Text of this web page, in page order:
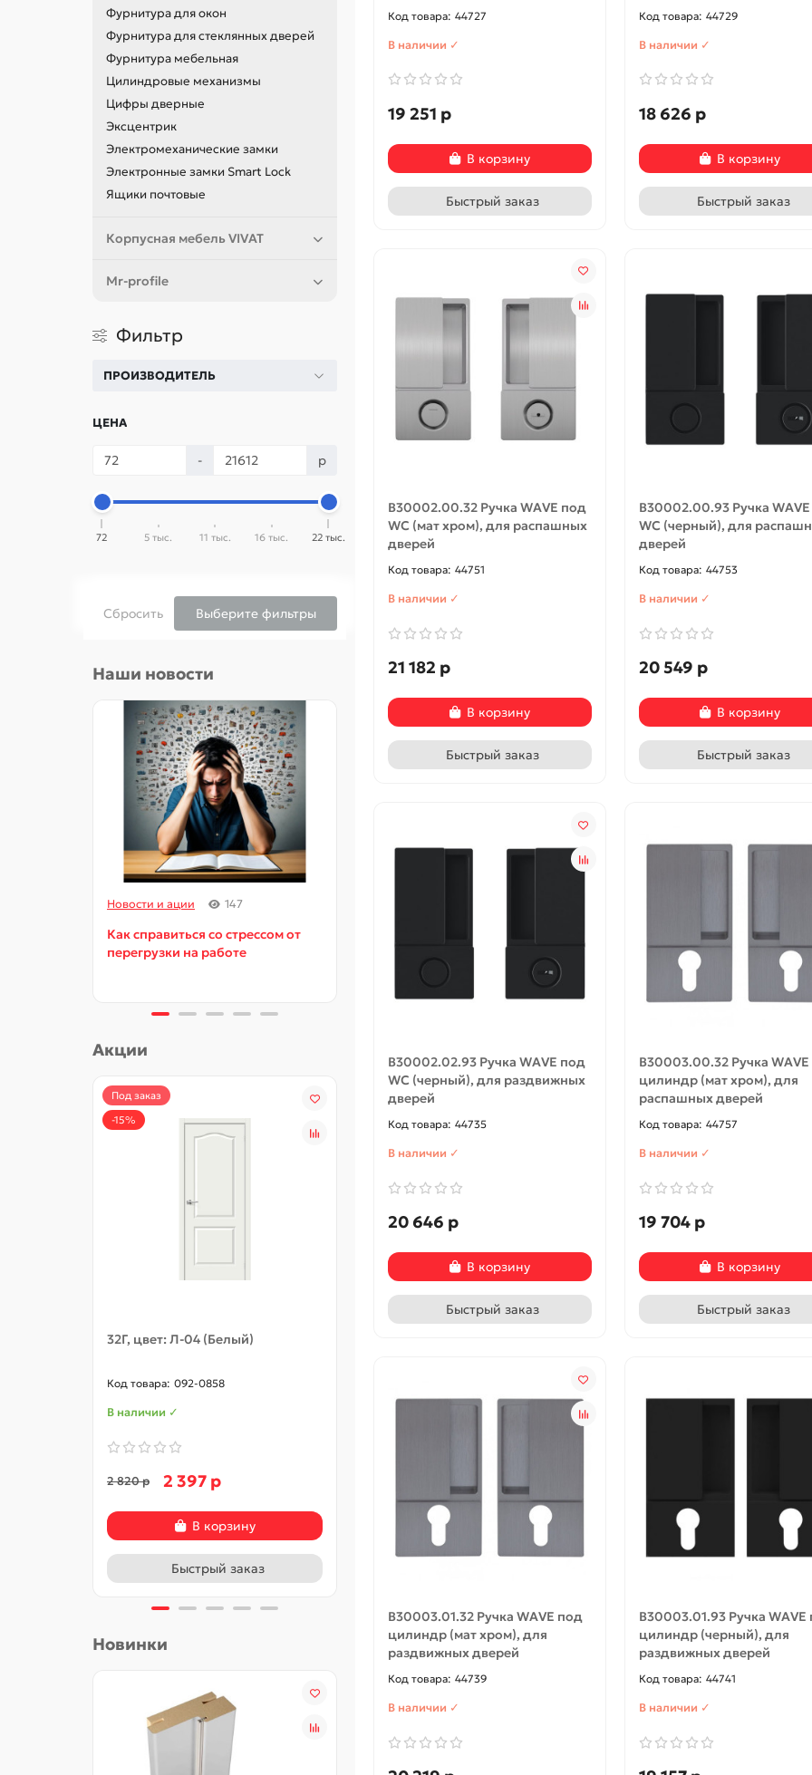
Фурнитура для окон
Фурнитура для стеклянных дверей
Фурнитура мебельная
Цилиндровые механизмы
Цифры дверные
Эксцентрик
Электромеханические замки
Электронные замки Smart Lock
Ящики почтовые
Корпусная мебель VIVAT
Mr-profile
Фильтр
ПРОИЗВОДИТЕЛЬ
ЦЕНА
- р
72 5 тыс. 11 тыс. 16 тыс. 22 тыс.
Сбросить Выберите фильтры
Наши новости
Новости и ации 147
Как справиться со стрессом от
перегрузки на работе
организации пространства
Советы по уходу за
деревянными и
окнами
Акции
Под заказ
-15%
32Г, цвет: Л-04 (Белый)
092-0858
В наличии ✓
2 820 р 2 397 р
В корзину
Быстрый заказ
-15%
4 565 р
-15%
В корзину
Новинки
44727
В наличии ✓
19 251 р
В корзину
Быстрый заказ
44729
В наличии ✓
18 626 р
В корзину
Быстрый заказ
B30002.00.32 Ручка WAVE под
WC (мат хром), для распашных
дверей
44751
В наличии ✓
21 182 р
В корзину
Быстрый заказ
B30002.00.93 Ручка
WC (черный), для
дверей
44753
В наличии ✓
20 549 р
В корзину
Быстрый заказ
B30002.02.93 Ручка WAVE под
WC (черный), для раздвижных
дверей
44735
В наличии ✓
20 646 р
В корзину
Быстрый заказ
B30003.00.32 Ручка
цилиндр (мат хром), для
распашных дверей
44757
В наличии ✓
19 704 р
В корзину
Быстрый заказ
B30003.01.32 Ручка WAVE под
цилиндр (мат хром), для
раздвижных дверей
44739
В наличии ✓
B30003.01.93 Ручка WAVE
цилиндр (черный), для
раздвижных дверей
44741
В наличии ✓